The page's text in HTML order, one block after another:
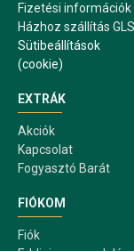
Fizetési információk
Házhoz szállítás
Sütibeállítások
(cookie)
EXTRÁK
Akciók
Kapcsolat
Fogyasztó Barát
FIÓKOM
Fiók